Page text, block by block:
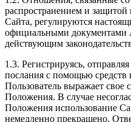
распространением и
Сайта, регулируются
официальными документами
действующим
1.3. Регистрируясь,
послания с помощью средств
Пользователь выражает свое
Положения. В случае
Положения использование
немедленно прекращено.